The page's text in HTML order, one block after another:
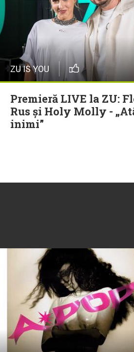
ZU IS YOU
Premieră LIVE la ZU:
Rus și Holy Molly -
inimi”